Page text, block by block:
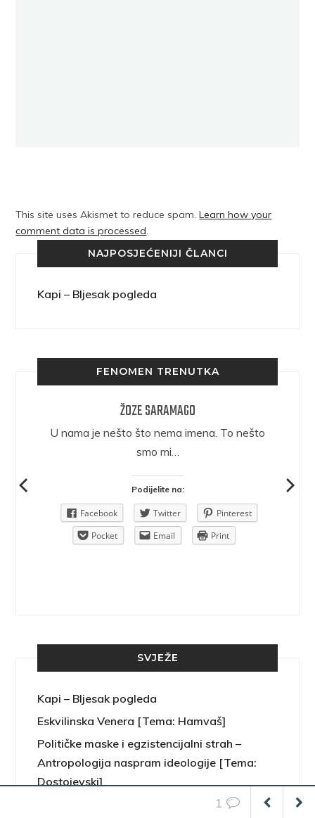
This site uses Akismet to reduce spam.Learn how your
comment data is processed.
NAJPOSJEĆENIJI ČLANCI
Kapi – Bljesak pogleda
FENOMEN TRENUTKA
ŽOZE SARAMAGO
U nama je nešto što nema imena. To nešto
smo mi…
Podijelite na:
Facebook Twitter
Pinterest
Pocket
Email Print
SVJEŽE
Kapi – Bljesak pogleda
Eskvilinska Venera [Tema: Hamvaš]
Političke maske i egzistencijalni strah –
Antropologija naspram ideologije [Tema:
Dostojevski]
1